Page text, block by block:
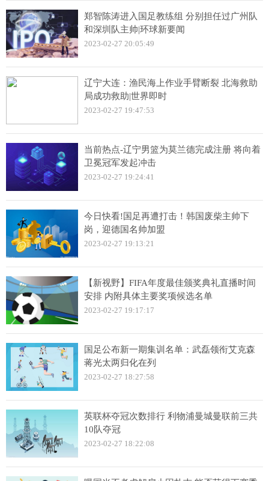
郑智陈涛进入国足教练组 分别担任过广州队
和深圳队主帅|环球新要闻
2023-02-27 20:05:49
辽宁大连：渔民海上作业手臂断裂 北海救助
局成功救助|世界即时
2023-02-27 19:47:53
当前热点-辽宁男篮为莫兰德完成注册 将向着
卫冕冠军发起冲击
2023-02-27 19:24:41
今日快看!国足再遭打击！韩国废柴主帅下
岗，迎德国名帅加盟
2023-02-27 19:13:21
【新视野】FIFA年度最佳颁奖典礼直播时间
安排 内附具体主要奖项候选名单
2023-02-27 19:17:17
国足公布新一期集训名单：武磊领衔艾克森
蒋光太两归化在列
2023-02-27 18:27:58
英联杯夺冠次数排行 利物浦曼城曼联前三共
10队夺冠
2023-02-27 18:22:08